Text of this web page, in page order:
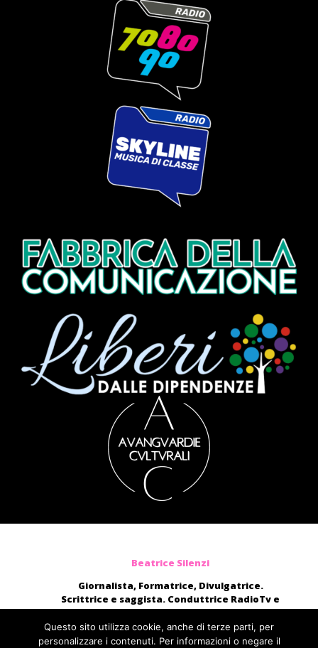
Beatrice Silenzi
Giornalista, Formatrice, Divulgatrice.
Scrittrice e saggista. Conduttrice RadioTv e
blogger.
Moderatrice, presentatrice di eventi, voce di
audiolibri e campagne pubblicitarie nazionali.
Questo sito utilizza cookie, anche di terze parti, per
personalizzare i contenuti. Per informazioni o negare il